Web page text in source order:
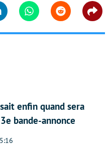
WhatsappReddit
enfin quand sera
bande-annonce